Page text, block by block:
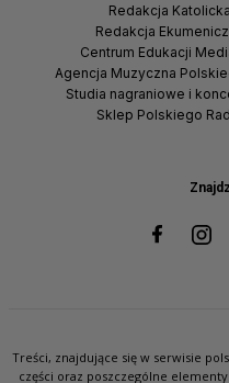
Redakcja Katolicka
Redakcja
Centrum Edukacji
Agencja Muzyczna
Studia nagraniowe i
Sklep Polskiego
Treści, znajdujące się w serwisie
części oraz poszczególne